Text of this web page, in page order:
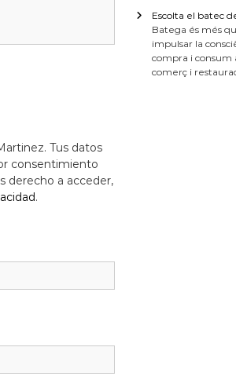
Tus datos
consentimiento
derecho a acceder,
.
Escolta el batec
Batega és més
impulsar la
compra i consum
comerç i